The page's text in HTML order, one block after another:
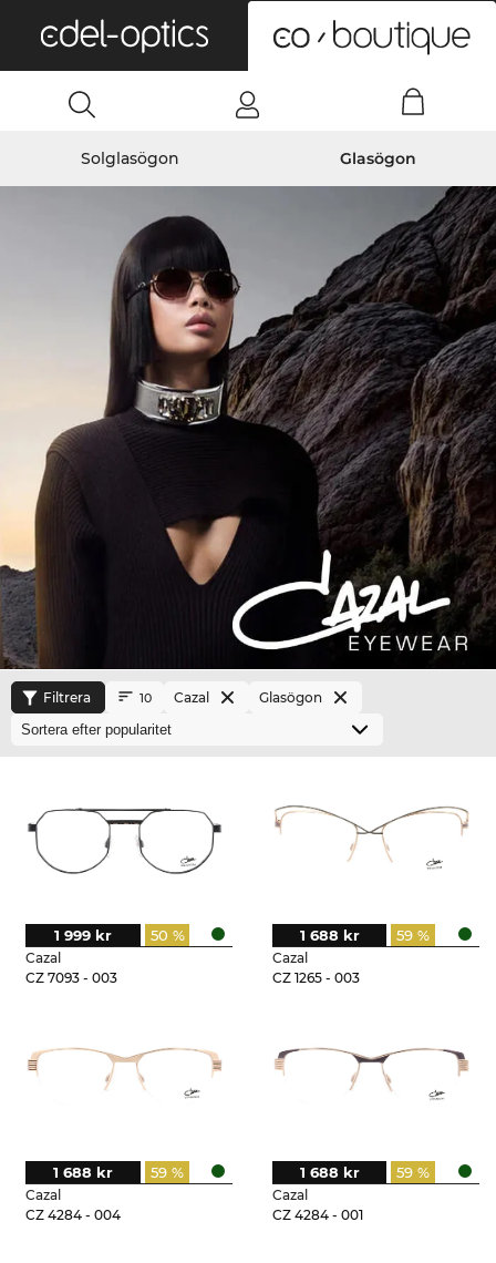
Solglasögon Glasögon
Filtrera 10 Cazal Glasögon
Cazal
CZ 7093 - 003
50 %
1 999 kr
Cazal
CZ 1265 - 003
59 %
1 688 kr
Cazal
CZ 4284 - 004
59 %
1 688 kr
Cazal
CZ 4284 - 001
59 %
1 688 kr